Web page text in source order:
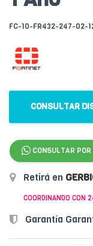
FC-10-FR432-247-02-
CONSULTAR
CONSULTAR
Retirá en
COORDINANDO CON
Garantía